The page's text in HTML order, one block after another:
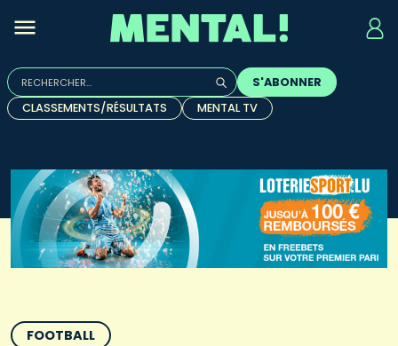
Rechercher :
Quand les résultats de l'auto-complétion sont
S'ABONNER
CLASSEMENTS/RÉSULTATS
MENTAL TV
FOOTBALL